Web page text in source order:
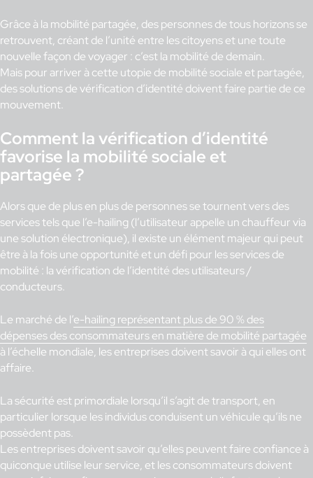
Grâce à la mobilité partagée, des personnes de tous horizons se
retrouvent, créant de l’unité entre les citoyens et une toute
nouvelle façon de voyager : c’est la mobilité de demain.
Mais pour arriver à cette utopie de mobilité sociale et partagée,
des solutions de vérification d’identité doivent faire partie de ce
mouvement.
Comment la vérification d’identité
favorise la mobilité sociale et
partagée ?
Alors que de plus en plus de personnes se tournent vers des
services tels que l’e-hailing (l’utilisateur appelle un chauffeur via
une solution électronique), il existe un élément majeur qui peut
être à la fois une opportunité et un défi pour les services de
mobilité : la vérification de l’identité des utilisateurs /
conducteurs.
Le marché de l’e-hailing représentant plus de 90 % des
dépenses des consommateurs en matière de mobilité partagée
à l’échelle mondiale, les entreprises doivent savoir à qui elles ont
affaire.
La sécurité est primordiale lorsqu’il s’agit de transport, en
particulier lorsque les individus conduisent un véhicule qu’ils ne
possèdent pas.
Les entreprises doivent savoir qu’elles peuvent faire confiance à
quiconque utilise leur service, et les consommateurs doivent